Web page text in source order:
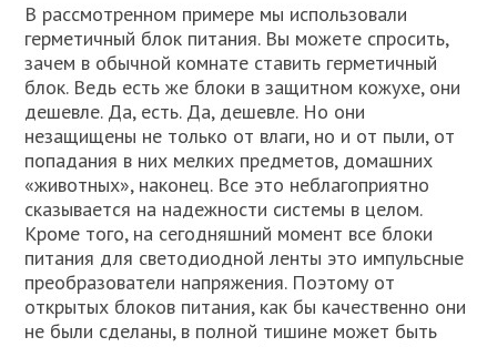
В рассмотренном примере мы использовали
герметичный блок питания. Вы можете спросить,
зачем в обычной комнате ставить герметичный
блок. Ведь есть же блоки в защитном кожухе, они
дешевле. Да, есть. Да, дешевле. Но они
незащищены не только от влаги, но и от пыли, от
попадания в них мелких предметов, домашних
«животных», наконец. Все это неблагоприятно
сказывается на надежности системы в целом.
Кроме того, на сегодняшний момент все блоки
питания для светодиодной ленты это импульсные
преобразователи напряжения. Поэтому от
открытых блоков питания, как бы качественно они
не были сделаны, в полной тишине может быть